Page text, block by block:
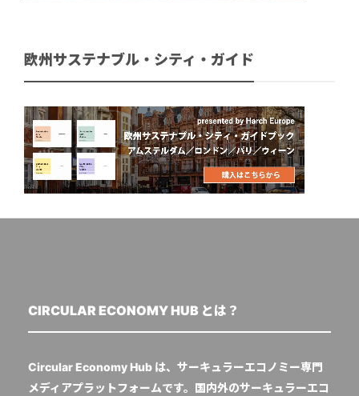
欧州サステナブル・シティ・ガイド
CIRCULAR ECONOMY HUB とは？
Circular Economy Hub は、サーキュラーエコノミー専門
メディアプラットフォームです。国内外のサーキュラーエコ